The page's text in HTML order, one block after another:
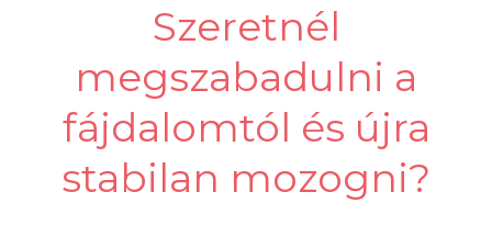
Szeretnél
megszabadulni a
fájdalomtól és újra
stabilan mozogni?